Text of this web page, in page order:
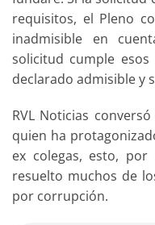
requisitos, el Pleno
inadmisible en
solicitud cumple
declarado admisible y
RVL Noticias
quien ha
ex colegas, esto,
resuelto muchos de
por corrupción.